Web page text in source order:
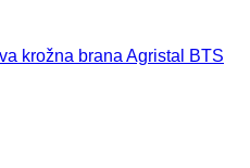
krožna brana Agristal BTS